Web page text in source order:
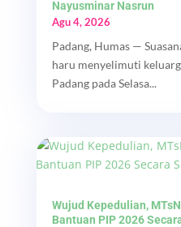
Nayusminar Nasrun
Agu 4, 2026
Padang, Humas —
haru menyelimuti
Padang pada Selasa...
Wujud Kepedulian,
Bantuan PIP 2026